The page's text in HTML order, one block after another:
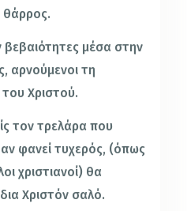
θάρρος.
βεβαιότητες μέσα στην
αρνούμενοι τη
Χριστού.
τον τρελάρα που
αν φανεί τυχερός, (όπως
χριστιανοί) θα
Χριστόν σαλό.